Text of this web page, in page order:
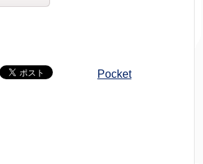
Pocket